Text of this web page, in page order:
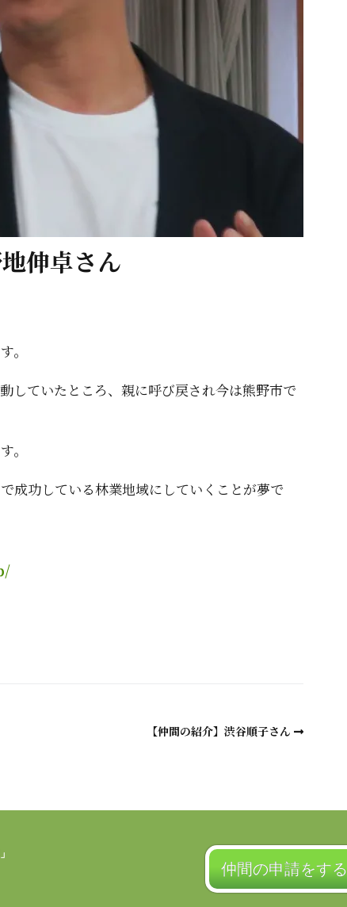
伸卓さん
。
していたところ、親に呼び戻され今は熊野市で
。
成功している林業地域にしていくことが夢で
【仲間の紹介】渋谷順子さん
仲間の申請をする